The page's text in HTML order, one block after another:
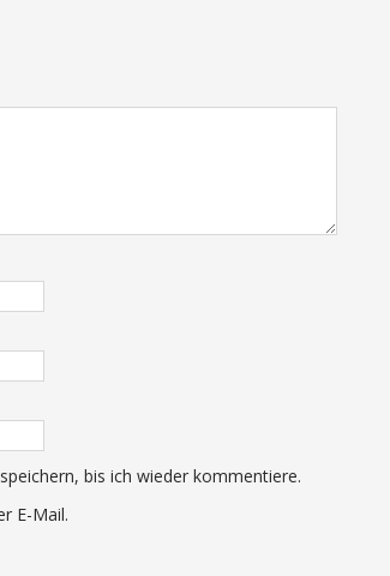
bis ich wieder kommentiere.
E-Mail.